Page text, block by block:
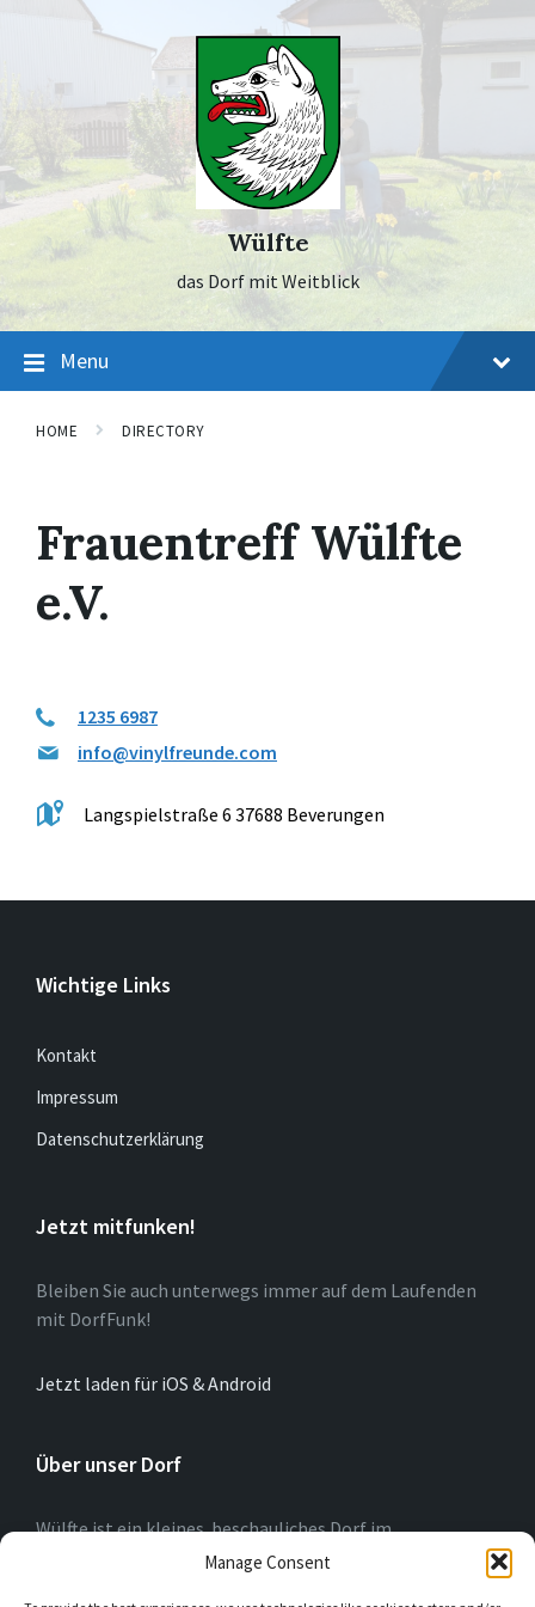
Manage Consent
Wülfte
das Dorf mit Weitblick
Menu
HOME DIRECTORY
Frauentreff Wülfte
e.V.
1235 6987
info@vinylfreunde.com
Langspielstraße 6 37688 Beverungen
Wichtige Links
Kontakt
Impressum
Datenschutzerklärung
Jetzt mitfunken!
Bleiben Sie auch unterwegs immer auf dem Laufenden
mit DorfFunk!
Jetzt laden für iOS & Android
Über unser Dorf
Wülfte ist ein kleines beschauliches Dorf im
Hochsauerlandkreis (NRW) am Rande der Briloner
Hochfläche. Wir blicken auf eine 775-jährige Geschichte